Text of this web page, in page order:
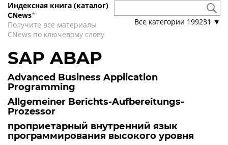
Индексная книга (каталог)
CNews*
Получите все материалы
CNews по ключевому слову
Все категории 199231 ▼
SAP ABAP
Advanced Business Application
Programming
Allgemeiner Berichts-Aufbereitungs-
Prozessor
проприетарный внутренний язык
программирования высокого уровня